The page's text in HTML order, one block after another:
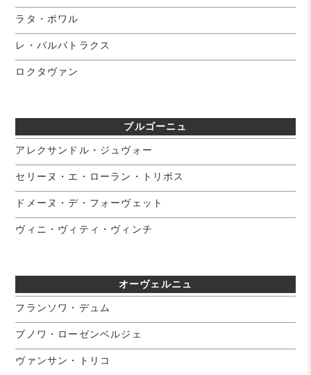
ラタ・ポワル
レ・バルバトラクス
ロクタヴァン
ブルゴーニュ
アレクサンドル・ジュヴォー
セリーヌ・エ・ローラン・トリポス
ドメーヌ・デ・フォーヴェット
ヴィニ・ヴィティ・ヴィンチ
オーヴェルニュ
フランソワ・デュム
ブノワ・ローゼンベルジェ
ヴァンサン・トリコ